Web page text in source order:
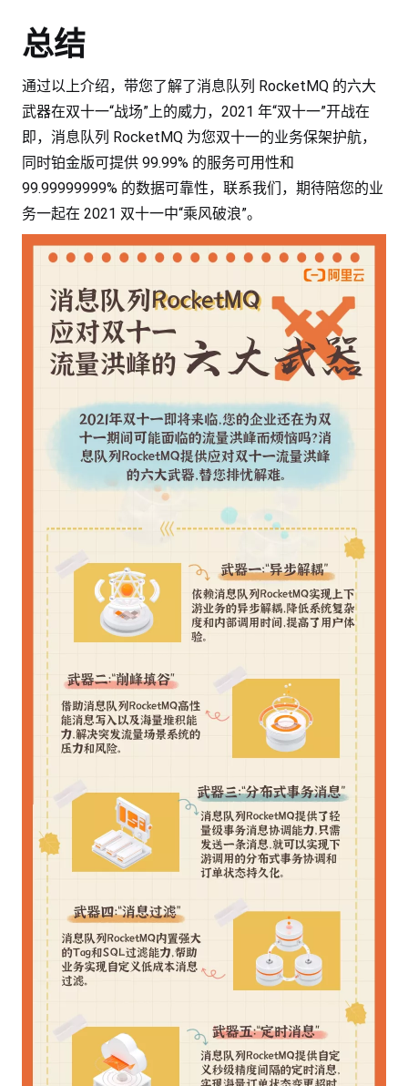
总结
通过以上介绍，带您了解了消息队列 RocketMQ 的六大
武器在双十一“战场”上的威力，2021 年“双十一”开战在
即，消息队列 RocketMQ 为您双十一的业务保架护航，
同时铂金版可提供 99.99% 的服务可用性和
99.99999999% 的数据可靠性，联系我们，期待陪您的业
务一起在 2021 双十一中“乘风破浪”。